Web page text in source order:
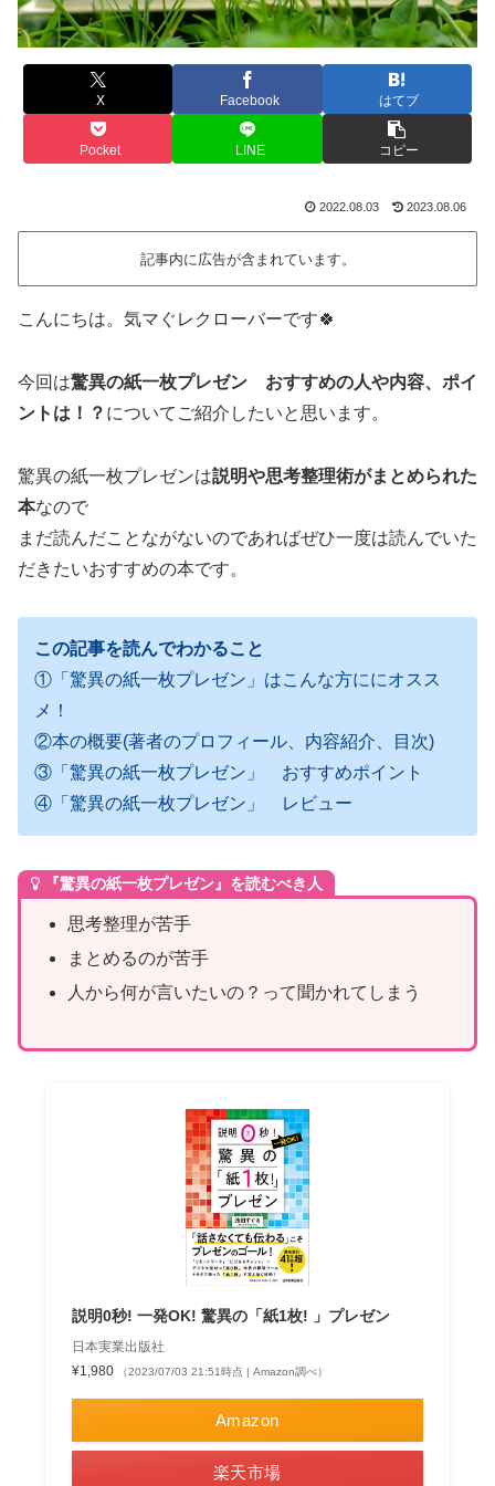
X Facebook はてブ
Pocket LINE コピー
2022.08.03 2023.08.06
記事内に広告が含まれています。
こんにちは。気マぐレクローバーです🍀
今回は驚異の紙一枚プレゼン おすすめの人や内容、ポイ
ントは！？ についてご紹介したいと思います。
驚異の紙一枚プレゼンは説明や思考整理術がまとめられた
本なので
まだ読んだことながないのであればぜひ一度は読んでいた
だきたいおすすめの本です。
この記事を読んでわかること
①「驚異の紙一枚プレゼン」はこんな方ににオスス
メ！
②本の概要(著者のプロフィール、内容紹介、目次)
③「驚異の紙一枚プレゼン」 おすすめポイント
④「驚異の紙一枚プレゼン」 レビュー
『驚異の紙一枚プレゼン』を読むべき人
思考整理が苦手
まとめるのが苦手
人から何が言いたいの？って聞かれてしまう
説明0秒! 一発OK! 驚異の「紙1枚! 」プレゼン
日本実業出版社
¥1,980
（2023/07/03 21:51時点 | Amazon調べ）
Amazon
楽天市場